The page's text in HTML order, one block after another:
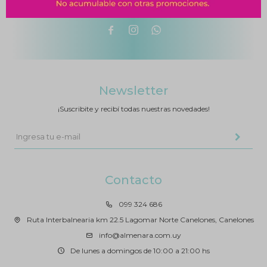
  
Contacto
099 324 686
Ruta Interbalnearia km 22.5 Lagomar Norte Canelones, Canelones
info@almenara.com.uy
De lunes a domingos de 10:00 a 21:00 hs
Newsletter
¡Suscribite y recibí todas nuestras novedades!